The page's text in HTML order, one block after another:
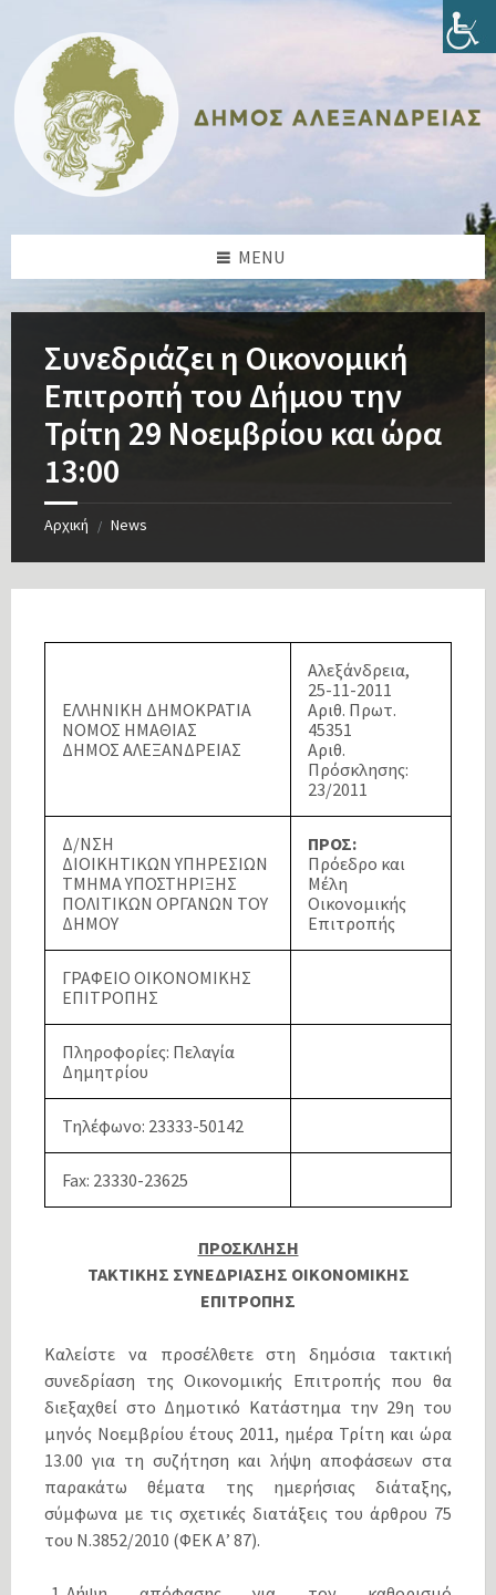
content
sidebar
sidebar
footer
MENU
Συνεδριάζει η Οικονομική
Επιτροπή του Δήμου την
Τρίτη 29 Νοεμβρίου και ώρα
13:00
Αρχική / News
ΕΛΛΗΝΙΚΗ ΔΗΜΟΚΡΑΤΙΑ
ΝΟΜΟΣ ΗΜΑΘΙΑΣ
ΔΗΜΟΣ ΑΛΕΞΑΝΔΡΕΙΑΣ
Αλεξάνδρεια,
25-11-2011
Αριθ. Πρωτ.
45351
Αριθ.
Πρόσκλησης:
23/2011
Δ/ΝΣΗ
ΔΙΟΙΚΗΤΙΚΩΝ ΥΠΗΡΕΣΙΩΝ
ΤΜΗΜΑ ΥΠΟΣΤΗΡΙΞΗΣ
ΠΟΛΙΤΙΚΩΝ ΟΡΓΑΝΩΝ ΤΟΥ
ΔΗΜΟΥ
ΠΡΟΣ:
Πρόεδρο και
Μέλη
Οικονομικής
Επιτροπής
ΓΡΑΦΕΙΟ ΟΙΚΟΝΟΜΙΚΗΣ
ΕΠΙΤΡΟΠΗΣ
Πληροφορίες: Πελαγία
Δημητρίου
Τηλέφωνο: 23333-50142
Fax: 23330-23625
ΠΡΟΣΚΛΗΣΗ
ΤΑΚΤΙΚΗΣ ΣΥΝΕΔΡΙΑΣΗΣ ΟΙΚΟΝΟΜΙΚΗΣ
ΕΠΙΤΡΟΠΗΣ
Καλείστε να προσέλθετε στη δημόσια τακτική
συνεδρίαση της Οικονομικής Επιτροπής που θα
διεξαχθεί στο Δημοτικό Κατάστημα την 29η του
μηνός Νοεμβρίου έτους 2011, ημέρα Τρίτη και ώρα
13.00 για τη συζήτηση και λήψη αποφάσεων στα
παρακάτω θέματα της ημερήσιας διάταξης,
σύμφωνα με τις σχετικές διατάξεις του άρθρου 75
του Ν.3852/2010 (ΦΕΚ Α’ 87).